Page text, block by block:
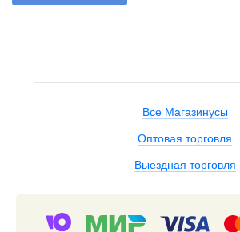
Все Магазинусы
Оптовая торговля
Выездная торговля